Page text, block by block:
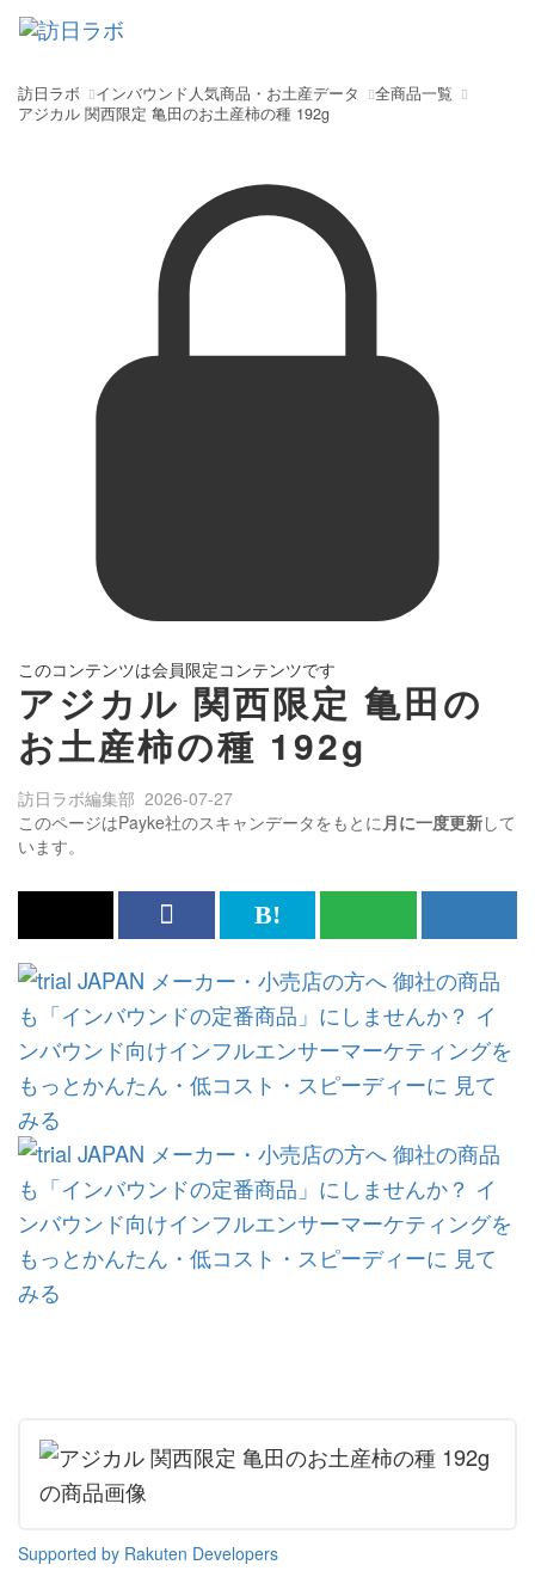
訪日ラボ インバウンド人気商品・お土産データ
全商品一覧
アジカル 関西限定 亀田のお土産柿の種 192g
このコンテンツは会員限定コンテンツです
アジカル 関西限定 亀田の
お土産柿の種 192g
このページはPayke社のスキャンデータをもとに月に一度更新して
います。
訪日ラボ編集部 2026-07-27
x<br>
で
記
事
を
ェ
ア
す
る
Facebook<br>
で
記
事
を
ェ
ア
す
る
は
て
な
ブ
ッ
マ
ー
ク
に
RSS
で
記
事
を
読
す
る
メ
ル
マ
ガ
登
す
る
Supported by Rakuten Developers